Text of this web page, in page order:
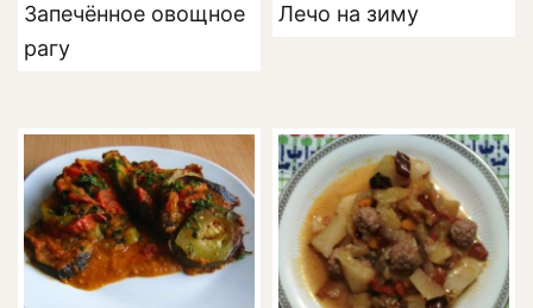
Запечённое овощное
рагу
Лечо на зиму